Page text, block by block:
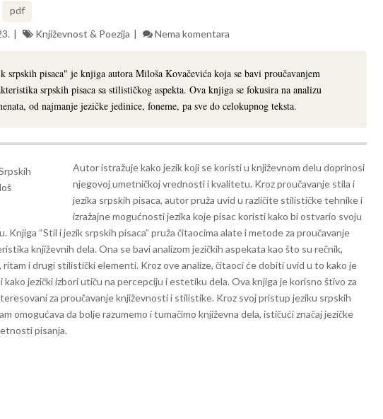
pdf
Književnost & Poezija Nema komentara
srpskih pisaca" je knjiga autora Miloša Kovačevića koja se bavi proučavanjem
srpskih pisaca sa stilističkog aspekta. Ova knjiga se fokusira na analizu
od najmanje jezičke jedinice, foneme, pa sve do celokupnog teksta.
Autor istražuje kako jezik koji se koristi u književnom delu doprinosi
njegovoj umetničkoj vrednosti i kvalitetu. Kroz proučavanje stila i
jezika srpskih pisaca, autor pruža uvid u različite stilističke tehnike i
izražajne mogućnosti jezika koje pisac koristi kako bi ostvario svoju
Knjiga “Stil i jezik srpskih pisaca” pruža čitaocima alate i metode za proučavanje
književnih dela. Ona se bavi analizom jezičkih aspekata kao što su rečnik,
ritam i drugi stilistički elementi. Kroz ove analize, čitaoci će dobiti uvid u to kako je
kako jezički izbori utiču na percepciju i estetiku dela. Ova knjiga je korisno štivo za
za proučavanje književnosti i stilistike. Kroz svoj pristup jeziku srpskih
omogućava da bolje razumemo i tumačimo književna dela, ističući značaj jezičke
pisanja.